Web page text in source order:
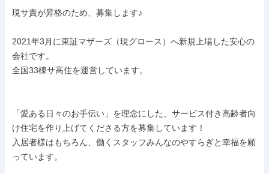
現サ責が昇格のため、募集します♪
2021年3月に東証マザーズ（現グロース）へ新規上場した安心の
会社です。
全国33棟サ高住を運営しています。
「愛ある日々のお手伝い」を理念にした、サービス付き高齢者向
け住宅を作り上げてくださる方を募集しています！
入居者様はもちろん、働くスタッフみんなのやすらぎと幸福を願
っています。